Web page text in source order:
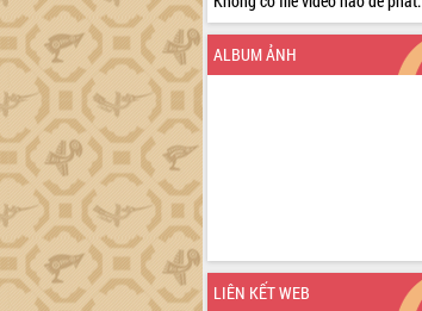
ALBUM ẢNH
LIÊN KẾT WEB